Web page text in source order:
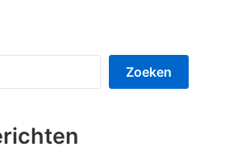
sfeer
Zoeken